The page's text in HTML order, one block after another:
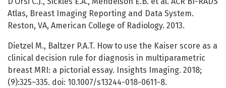
Atlas, Breast Imaging Reporting and Data System.
Reston, VA, American College of Radiology. 2013.
Dietzel M., Baltzer P.A.T. How to use the Kaiser score as a
clinical decision rule for diagnosis in multiparametric
breast MRI: a pictorial essay. Insights Imaging. 2018;
(9):325–335. doi: 10.1007/s13244-018-0611-8.